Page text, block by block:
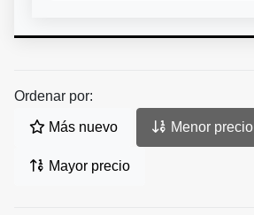
Ordenar por:
Más nuevo Menor precio
Mayor precio